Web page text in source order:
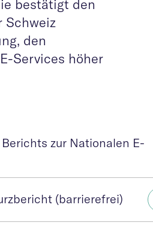
bestätigt den
Schweiz
den
Services höher
zur Nationalen E-
(barrierefrei)